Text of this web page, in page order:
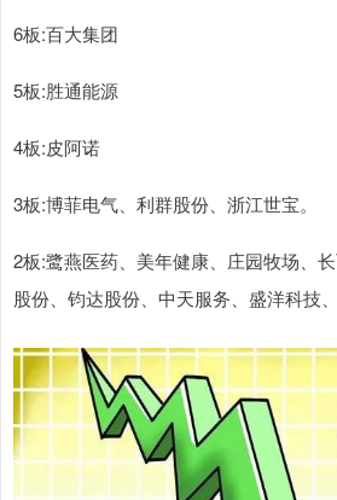
6板:百大集团
5板:胜通能源
4板:皮阿诺
3板:博菲电气、利群股份、浙江世宝。
2板:鹭燕医药、美年健康、庄园牧场、
股份、钧达股份、中天服务、盛洋科技